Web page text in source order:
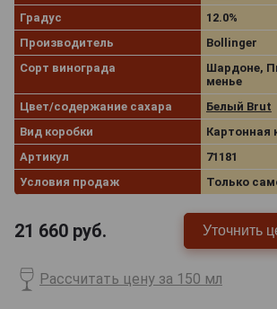
Градус
12.0%
Производитель
Bollinger
Сорт винограда
Шардоне,
менье
Цвет/содержание сахара
Белый Brut
Вид коробки
Картонная
Артикул
71181
Условия продаж
Только
21 660 руб. Уточнить
Рассчитать цену за 150 мл